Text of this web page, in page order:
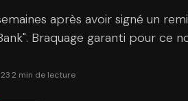
après avoir signé un
Braquage garanti pour ce
2 min de lecture